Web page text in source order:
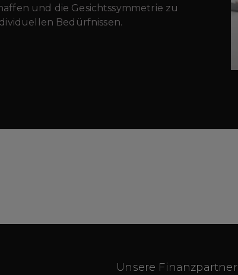
und die Gesichtssymmetrie zu
Bedürfnissen.
Unsere Finanzpartner